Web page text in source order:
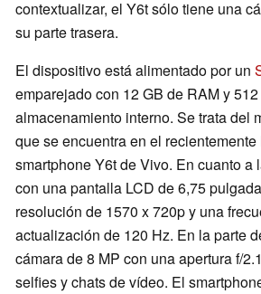
contextualizar, el Y6t sólo tiene una
su parte trasera.
El dispositivo está alimentado por un
emparejado con 12 GB de RAM y
almacenamiento interno. Se trata del
que se encuentra en el
smartphone Y6t de Vivo. En cuanto a
con una pantalla LCD de 6,75
resolución de 1570 x 720p y una
actualización de 120 Hz. En la parte
cámara de 8 MP con una apertura f/
selfies y chats de vídeo. El